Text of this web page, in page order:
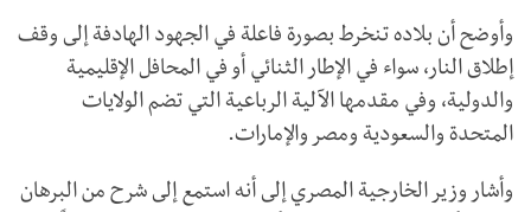
وأوضح أن بلاده تنخرط بصورة فاعلة في الجهود الهادفة إلى وقف
إطلاق النار، سواء في الإطار الثنائي أو في المحافل الإقليمية
والدولية، وفي مقدمها الآلية الرباعية التي تضم الولايات
المتحدة والسعودية ومصر والإمارات.
وأشار وزير الخارجية المصري إلى أنه استمع إلى شرح من البرهان